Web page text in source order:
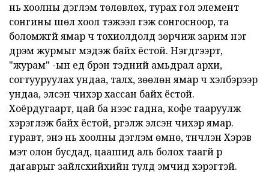
нь хоолны дэглэм төлөвлөх, турах гол элемент
сонгины шөл хоол тэжээл гэж сонгосноор, та
боломжгүй ямар ч тохиолдолд зөрчиж зарим нэг
дүрэм журмыг мэдэж байх ёстой. Нэгдүгээрт,
"журам" -ын үед бүрэн тэдний амьдрал архи,
согтууруулах ундаа, талх, зөөлөн ямар ч хэлбэрээр
ундаа, элсэн чихэр хассан байх ёстой.
Хоёрдугаарт, цай ба үүнээс гадна, кофе тааруулж
хэрэглэж байх ёстой, үргэлж элсэн чихэр ямар.
гуравт, энэ нь хоолны дэглэм өмнө, түүнчлэн Хэрэв
мэт олон бусдад, цаашид аль болох таагүй үр
дагаврыг зайлсхийхийн тулд эмчид хэрэгтэй.